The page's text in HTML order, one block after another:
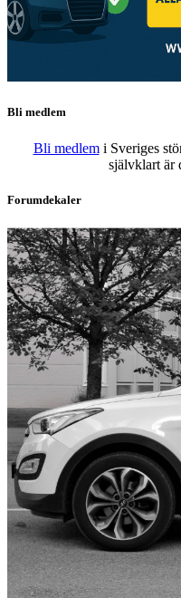
Bli medlem
Bli medlemi Sveriges
självklart är
Forumdekaler